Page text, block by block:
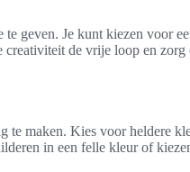
geven. Je kunt kiezen voor
de vrije loop en zorg
maken. Kies voor heldere
in een felle kleur of